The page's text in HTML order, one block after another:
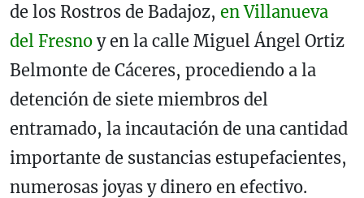
de los Rostros de Badajoz, en Villanueva
del Fresno y en la calle Miguel Ángel Ortiz
Belmonte de Cáceres, procediendo a la
detención de siete miembros del
entramado, la incautación de una cantidad
importante de sustancias estupefacientes,
numerosas joyas y dinero en efectivo.